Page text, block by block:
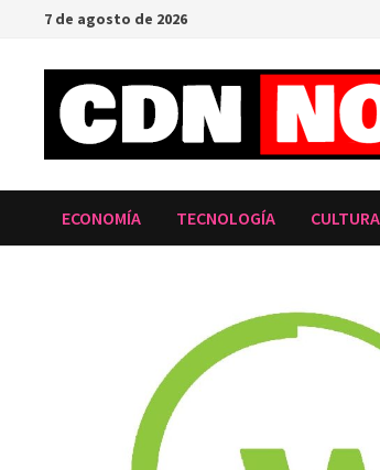
Saltar
contenido
7 de agosto de 2026
ECONOMÍA TECNOLOGÍA CULTURA